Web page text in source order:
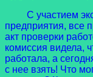
С участием
предприятия, все
акт проверки
комиссия видела,
работала, а
с нее взять! Что